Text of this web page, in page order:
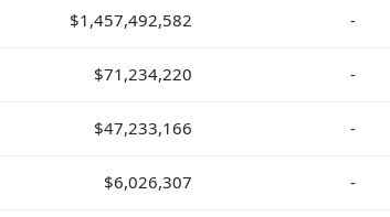
$1,457,492,582 -
$71,234,220 -
$47,233,166 -
$6,026,307 -